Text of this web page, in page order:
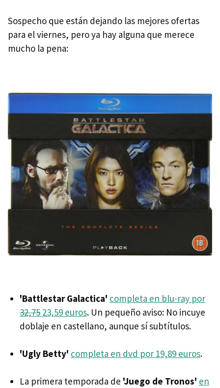
Sospecho que están dejando las mejores ofertas
para el viernes, pero ya hay alguna que merece
mucho la pena:
'Battlestar Galactica' completa en blu-ray por
32,75 23,59 euros. Un pequeño aviso: No incuye
doblaje en castellano, aunque sí subtítulos.
'Ugly Betty' completa en dvd por 19,89 euros.
La primera temporada de 'Juego de Tronos' en